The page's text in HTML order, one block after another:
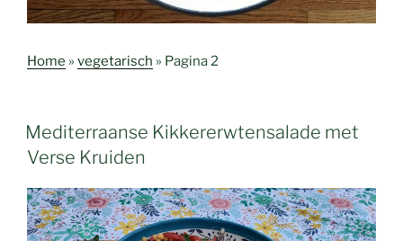
Home » vegetarisch » Pagina 2
Mediterraanse Kikkererwtensalade met
Verse Kruiden